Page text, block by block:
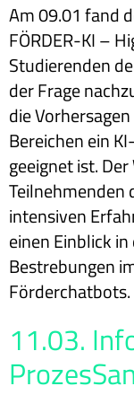
Am 09.01 fand
FÖRDER-KI –
Studierenden
der Frage
die
Bereichen ein
geeignet ist.
Teilnehmenden
intensiven
einen Einblick
Bestrebungen
Förderchatbots.
11.03.